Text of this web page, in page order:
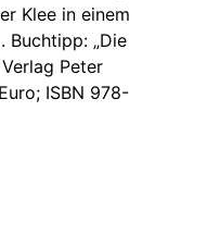
Klee in einem
Buchtipp: „Die
Peter
ISBN 978-